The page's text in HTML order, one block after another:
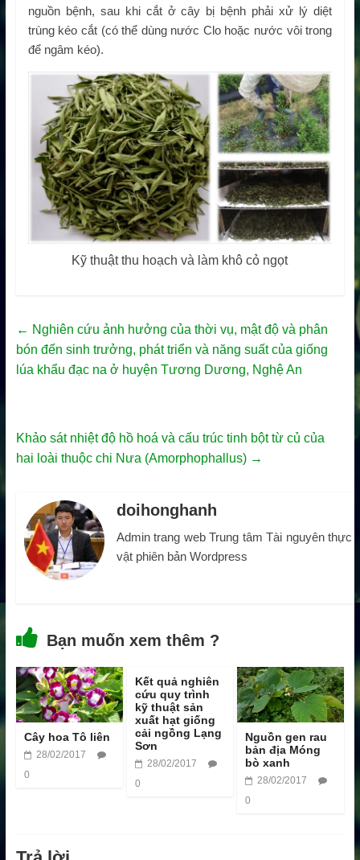
nguồn bệnh, sau khi cắt ở cây bị bệnh phải xử lý diệt
trùng kéo cắt (có thể dùng nước Clo hoặc nước vôi trong
để ngâm kéo).
Kỹ thuật thu hoạch và làm khô cỏ ngọt
← Nghiên cứu ảnh hưởng của thời vụ, mật độ và phân
bón đến sinh trưởng, phát triển và năng suất của giống
lúa khẩu đạc na ở huyện Tương Dương, Nghệ An
Khảo sát nhiệt độ hồ hoá và cấu trúc tinh bột từ củ của
hai loài thuộc chi Nưa (Amorphophallus) →
doihonghanh
Admin trang web Trung tâm Tài nguyên thực
vật phiên bản Wordpress
Bạn muốn xem thêm ?
Cây hoa Tô liên
28/02/2017
0
Kết quả nghiên
cứu quy trình
kỹ thuật sản
xuất hạt giống
cải ngồng Lạng
Sơn
28/02/2017
0
Nguồn gen rau
bản địa Móng
bò xanh
28/02/2017
0